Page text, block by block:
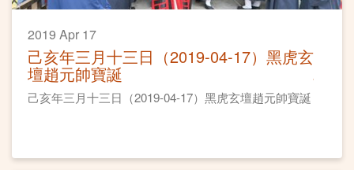
2019 Apr 17
己亥年三月十三日（2019-04-17）黑虎玄
壇趙元帥寶誕
己亥年三月十三日（2019-04-17）黑虎玄壇趙元帥寶誕